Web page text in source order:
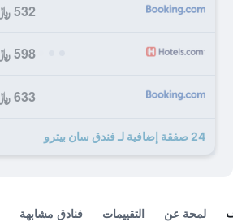
532 ﷼
598 ﷼
633 ﷼
24 صفقة إضافية لـ فندق سان بيترو
لمحة عن التقييمات فنادق مشابهة